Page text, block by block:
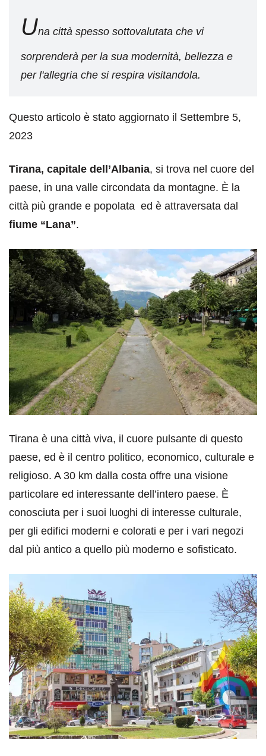
Una città spesso sottovalutata che vi
sorprenderà per la sua modernità, bellezza e
per l'allegria che si respira visitandola.
Questo articolo è stato aggiornato il Settembre 5,
2023
Tirana, capitale dell’Albania, si trova nel cuore del
paese, in una valle circondata da montagne. È la
città più grande e popolata ed è attraversata dal
fiume “Lana”.
Tirana è una città viva, il cuore pulsante di questo
paese, ed è il centro politico, economico, culturale e
religioso. A 30 km dalla costa offre una visione
particolare ed interessante dell’intero paese. È
conosciuta per i suoi luoghi di interesse culturale,
per gli edifici moderni e colorati e per i vari negozi
dal più antico a quello più moderno e sofisticato.